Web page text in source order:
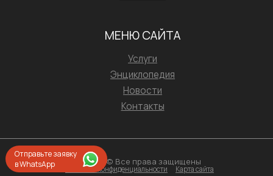
Отправьте заявку
в WhatsApp
МЕНЮ САЙТА
Услуги
Энциклопедия
Новости
Контакты
2026 © Все права защищены
Политика конфиденциальности Карта сайта